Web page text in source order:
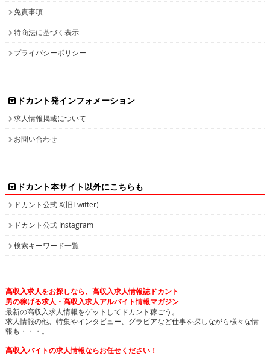
免責事項
特商法に基づく表示
プライバシーポリシー
ドカント発インフォメーション
求人情報掲載について
お問い合わせ
ドカント本サイト以外にこちらも
ドカント公式 X(旧Twitter)
ドカント公式 Instagram
検索キーワード一覧
高収入求人をお探しなら、高収入求人情報誌ドカント
男の稼げる求人・高収入求人アルバイト情報マガジン
最新の高収入求人情報をゲットしてドカント稼ごう。
求人情報の他、特集やインタビュー、グラビアなど仕事を探しながら様々な情
報も・・・。
高収入バイトの求人情報ならお任せください！